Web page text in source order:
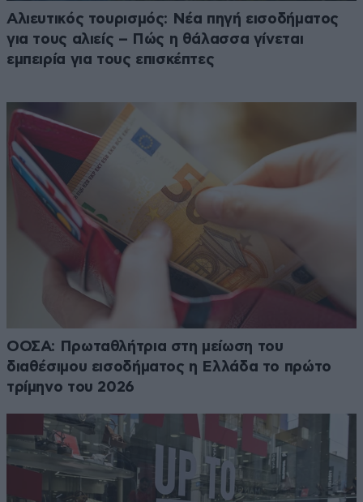
Αλιευτικός τουρισμός: Νέα πηγή εισοδήματος
για τους αλιείς – Πώς η θάλασσα γίνεται
εμπειρία για τους επισκέπτες
ΟΟΣΑ: Πρωταθλήτρια στη μείωση του
διαθέσιμου εισοδήματος η Ελλάδα το πρώτο
τρίμηνο του 2026